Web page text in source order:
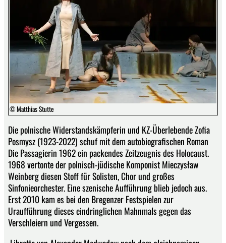
© Matthias Stutte
Die polnische Widerstandskämpferin und KZ-Überlebende Zofia
Posmysz (1923-2022) schuf mit dem autobiografischen Roman
Die Passagierin 1962 ein packendes Zeitzeugnis des Holocaust.
1968 vertonte der polnisch-jüdische Komponist Mieczysław
Weinberg diesen Stoff für Solisten, Chor und großes
Sinfonieorchester. Eine szenische Aufführung blieb jedoch aus.
Erst 2010 kam es bei den Bregenzer Festspielen zur
Uraufführung dieses eindringlichen Mahnmals gegen das
Verschleiern und Vergessen.